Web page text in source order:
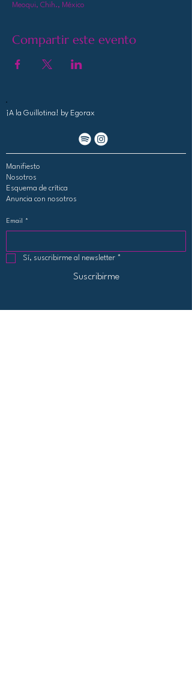
Meoqui, Chih., México
Compartir este evento
¡A la Guillotina! by Egorax
Manifiesto
Nosotros
Esquema de crítica
Anuncia con nosotros
Email *
Sí, suscribirme al newsletter *
Suscribirme